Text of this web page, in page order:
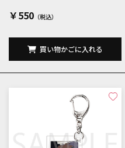
￥550
買い物かごに入れる